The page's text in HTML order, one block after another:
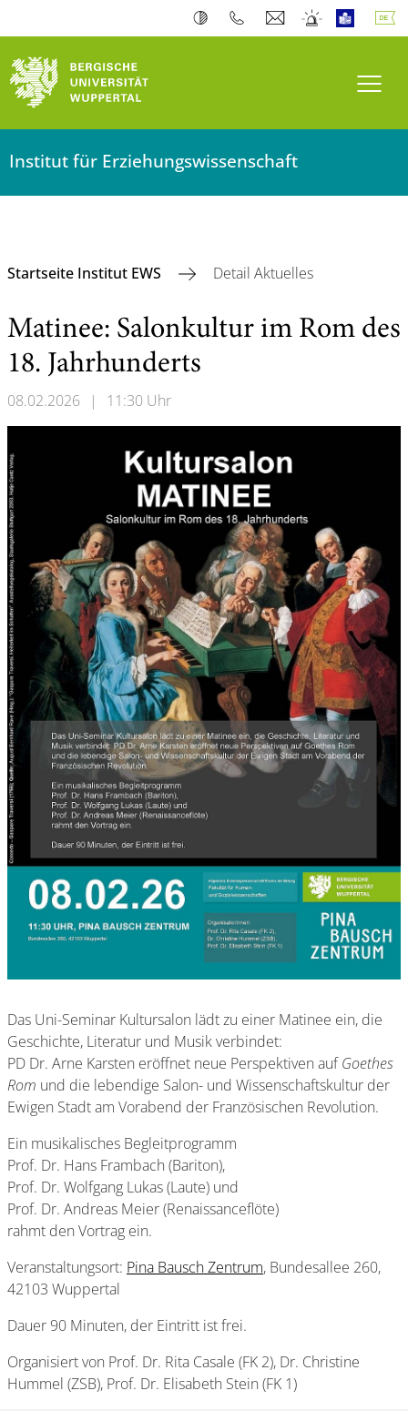
Institut für Erziehungswissenschaft
Startseite Institut EWS Detail Aktuelles
Matinee: Salonkultur im Rom des
18. Jahrhunderts
08.02.2026 | 11:30 Uhr
Das Uni-Seminar Kultursalon lädt zu einer Matinee ein, die
Geschichte, Literatur und Musik verbindet:
PD Dr. Arne Karsten eröffnet neue Perspektiven aufGoethes
Rom und die lebendige Salon- und Wissenschaftskultur der
Ewigen Stadt am Vorabend der Französischen Revolution.
Ein musikalisches Begleitprogramm
Prof. Dr. Hans Frambach (Bariton),
Prof. Dr. Wolfgang Lukas (Laute) und
Prof. Dr. Andreas Meier (Renaissanceflöte)
rahmt den Vortrag ein.
Veranstaltungsort: Pina Bausch Zentrum, Bundesallee 260,
42103 Wuppertal
Dauer 90 Minuten, der Eintritt ist frei.
Organisiert von Prof. Dr. Rita Casale (FK 2), Dr. Christine
Hummel (ZSB), Prof. Dr. Elisabeth Stein (FK 1)